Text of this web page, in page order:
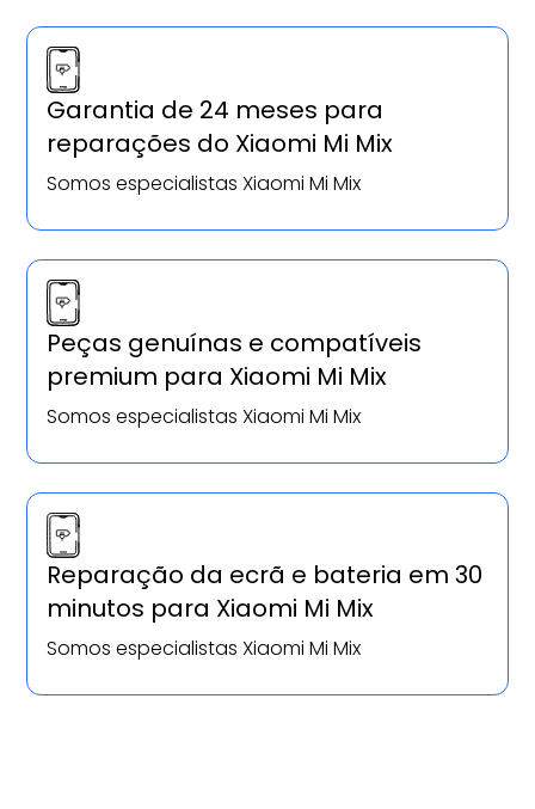
Garantia de 24 meses para
reparações do Xiaomi Mi Mix
Somos especialistas Xiaomi Mi Mix
Peças genuínas e compatíveis
premium para Xiaomi Mi Mix
Somos especialistas Xiaomi Mi Mix
Reparação da ecrã e bateria em 30
minutos para Xiaomi Mi Mix
Somos especialistas Xiaomi Mi Mix